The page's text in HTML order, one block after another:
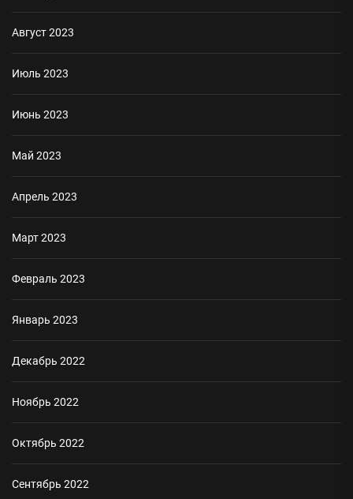
Август 2023
Июль 2023
Июнь 2023
Май 2023
Апрель 2023
Март 2023
Февраль 2023
Январь 2023
Декабрь 2022
Ноябрь 2022
Октябрь 2022
Сентябрь 2022